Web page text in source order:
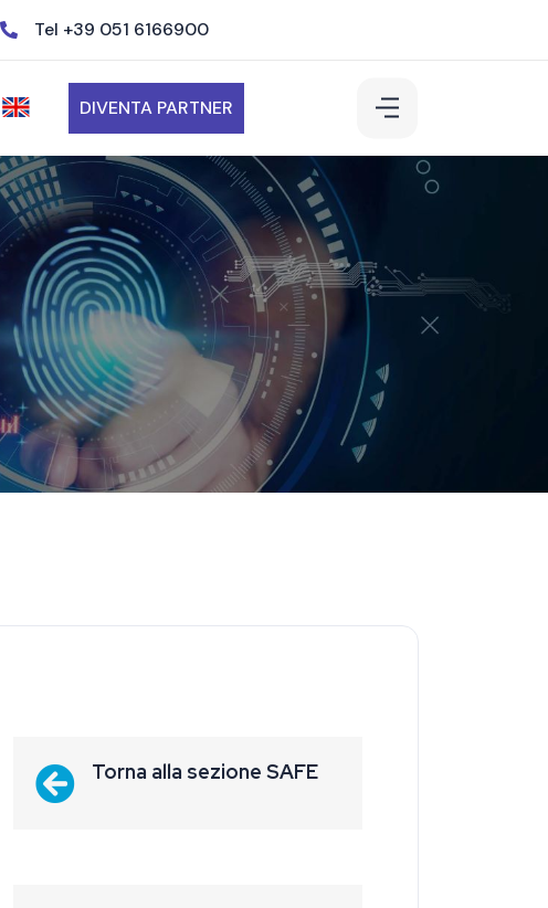
Tel +39 051 6166900
DIVENTA PARTNER
Torna alla sezione SAFE